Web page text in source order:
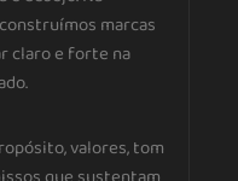
marcas
claro e forte na
valores, tom